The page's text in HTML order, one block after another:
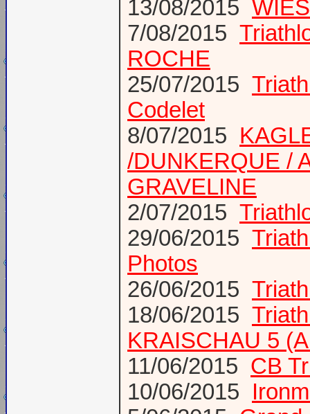
13/08/2015
7/08/2015
ROCHE
25/07/2015
Codelet
8/07/2015
/DUNKERQUE /
GRAVELINE
2/07/2015
29/06/2015
Photos
26/06/2015
18/06/2015
KRAISCHAU 5
11/06/2015 CB
10/06/2015